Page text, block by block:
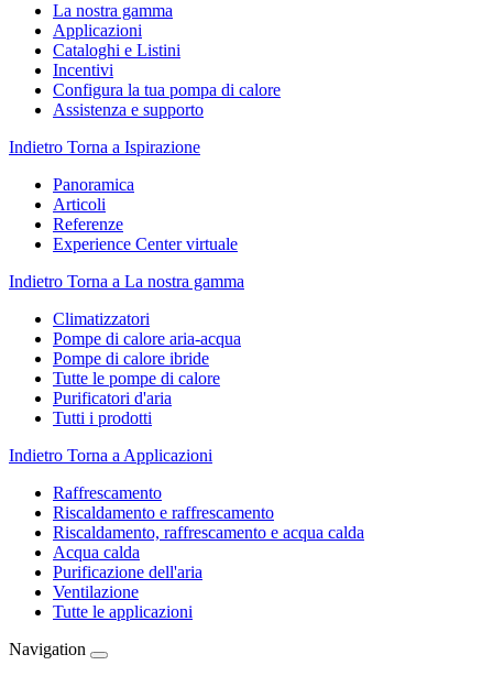
La nostra gamma
Applicazioni
Cataloghi e Listini
Incentivi
Configura la tua pompa di calore
Assistenza e supporto
Indietro Torna a Ispirazione
Panoramica
Articoli
Referenze
Experience Center virtuale
Indietro Torna a La nostra gamma
Climatizzatori
Pompe di calore aria-acqua
Pompe di calore ibride
Tutte le pompe di calore
Purificatori d'aria
Tutti i prodotti
Indietro Torna a Applicazioni
Raffrescamento
Riscaldamento e raffrescamento
Riscaldamento, raffrescamento e acqua calda
Acqua calda
Purificazione dell'aria
Ventilazione
Tutte le applicazioni
Navigation